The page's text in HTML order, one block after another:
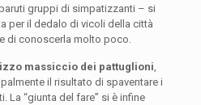
gruppi di simpatizzanti – si
per il dedalo di vicoli della città
di conoscerla molto poco.
massiccio dei pattuglioni
il risultato di spaventare i
La “giunta del fare” si è infine